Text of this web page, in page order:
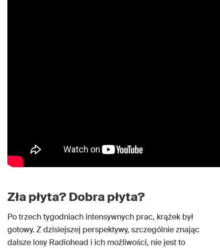
Zła płyta? Dobra płyta?
Po trzech tygodniach intensywnych prac, krążek był
gotowy. Z dzisiejszej perspektywy, szczególnie znając
dalsze losy Radiohead i ich możliwości, nie jest to